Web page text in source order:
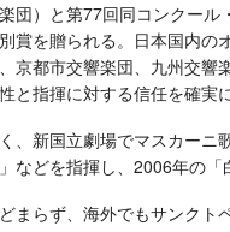
団）と第77回同コンクー
賞を贈られる。日本国内
京都市交響楽団、九州交
と指揮に対する信任を確実
、新国立劇場でマスカー
などを指揮し、2006年の
まらず、海外でもサンク